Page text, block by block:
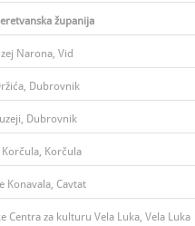
županija
Narona, Vid
Dubrovnik
Dubrovnik
Korčula
Konavala, Cavtat
Centra za kulturu Vela Luka, Vela Luka